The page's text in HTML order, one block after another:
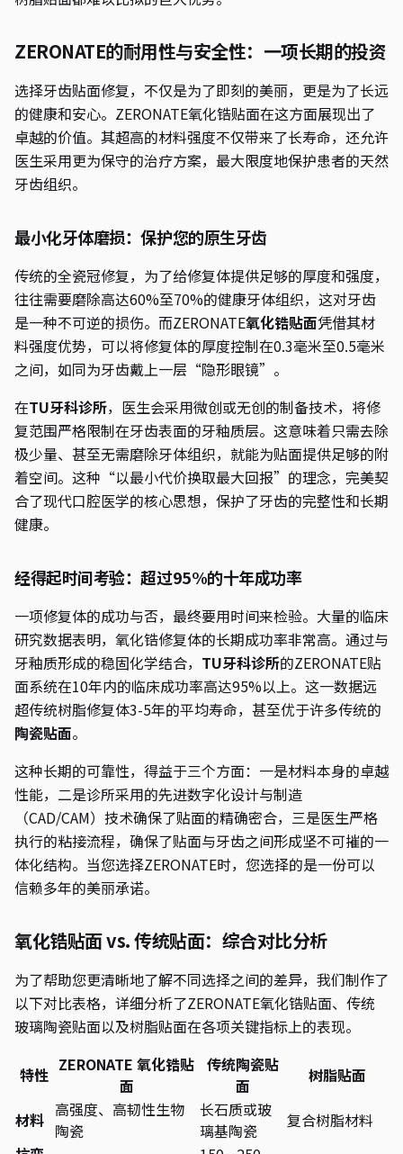
ZERONATE的耐用性与安全性：一项长期的投资
选择牙齿贴面修复，不仅是为了即刻的美丽，更是为了长远
的健康和安心。ZERONATE氧化锆贴面在这方面展现出了
卓越的价值。其超高的材料强度不仅带来了长寿命，还允许
医生采用更为保守的治疗方案，最大限度地保护患者的天然
牙齿组织。
最小化牙体磨损：保护您的原生牙齿
传统的全瓷冠修复，为了给修复体提供足够的厚度和强度，
往往需要磨除高达60%至70%的健康牙体组织，这对牙齿
是一种不可逆的损伤。而ZERONATE氧化锆贴面凭借其材
料强度优势，可以将修复体的厚度控制在0.3毫米至0.5毫米
之间，如同为牙齿戴上一层“隐形眼镜”。
在TU牙科诊所，医生会采用微创或无创的制备技术，将修
复范围严格限制在牙齿表面的牙釉质层。这意味着只需去除
极少量、甚至无需磨除牙体组织，就能为贴面提供足够的附
着空间。这种“以最小代价换取最大回报”的理念，完美契
合了现代口腔医学的核心思想，保护了牙齿的完整性和长期
健康。
经得起时间考验：超过95%的十年成功率
一项修复体的成功与否，最终要用时间来检验。大量的临床
研究数据表明，氧化锆修复体的长期成功率非常高。通过与
牙釉质形成的稳固化学结合， TU牙科诊所的ZERONATE贴
面系统在10年内的临床成功率高达95%以上。这一数据远
超传统树脂修复体3-5年的平均寿命，甚至优于许多传统的
陶瓷贴面。
这种长期的可靠性，得益于三个方面：一是材料本身的卓越
性能，二是诊所采用的先进数字化设计与制造
（CAD/CAM）技术确保了贴面的精确密合，三是医生严格
执行的粘接流程，确保了贴面与牙齿之间形成坚不可摧的一
体化结构。当您选择ZERONATE时，您选择的是一份可以
信赖多年的美丽承诺。
氧化锆贴面 vs. 传统贴面：综合对比分析
为了帮助您更清晰地了解不同选择之间的差异，我们制作了
以下对比表格，详细分析了ZERONATE氧化锆贴面、传统
玻璃陶瓷贴面以及树脂贴面在各项关键指标上的表现。
特性 ZERONATE 氧化锆贴
面
传统陶瓷贴
面
树脂贴面
材料 高强度、高韧性生物
陶瓷
长石质或玻
璃基陶瓷
复合树脂材料